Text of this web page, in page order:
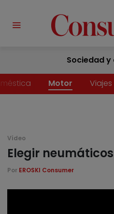
Sociedad y
Motor Viajes
Vídeo
Elegir neumáticos
Por EROSKI Consumer